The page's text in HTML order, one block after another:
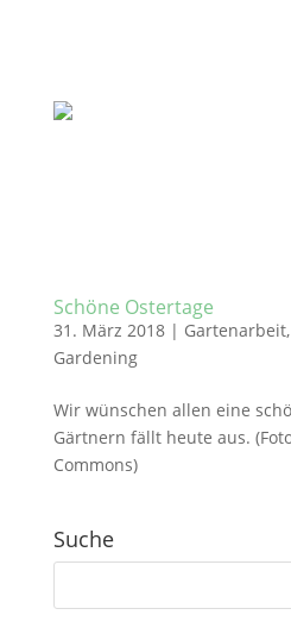
Schöne Ostertage
31. März 2018| Gartenarbeit,
Gardening
Wir wünschen allen eine
Gärtnern fällt heute aus.
Commons)
Suche
Suchen